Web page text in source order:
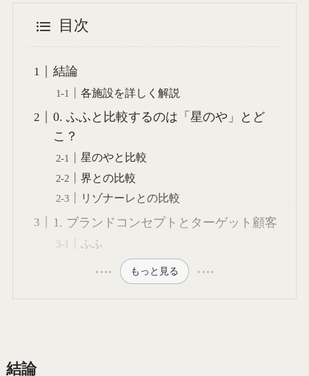
目次
結論
各施設を詳しく解説
0. ふふと比較するのは「星のや」とど
こ？
星のやと比較
界との比較
リゾナーレとの比較
1. ブランドコンセプトとターゲット顧客
ふふ
もっと見る
結論